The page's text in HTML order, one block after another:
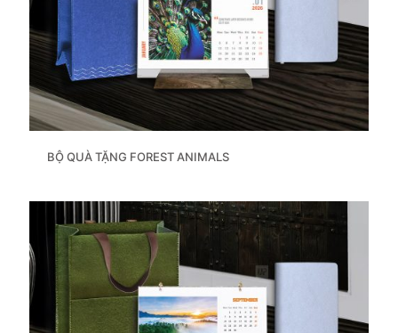
BỘ QUÀ TẶNG FOREST ANIMALS